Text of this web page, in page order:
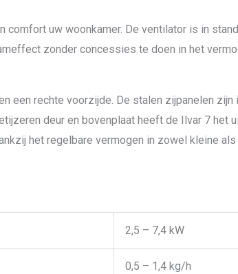
uw woonkamer. De ventilator is in
zonder concessies te doen in het
een rechte voorzijde. De stalen zijpanelen zijn
deur en bovenplaat heeft de Ilvar 7 het
het regelbare vermogen in zowel kleine
2,5 – 7,4 kW
0,5 – 1,4 kg/h